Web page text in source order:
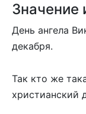
Значение
День ангела
декабря.
Так кто же
христианский